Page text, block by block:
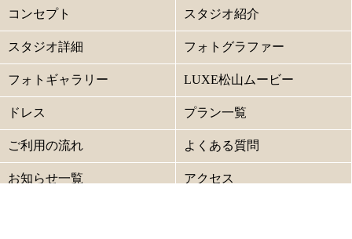
コンセプト スタジオ紹介
スタジオ詳細 フォトグラファー
フォトギャラリー LUXE松山ムービー
ドレス プラン一覧
ご利用の流れ よくある質問
お知らせ一覧 アクセス